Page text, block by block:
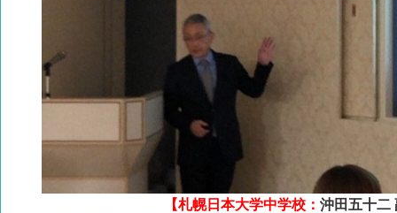
【札幌日本大学中学校：沖田五十二